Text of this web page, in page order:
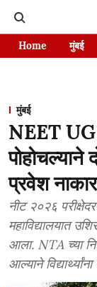
Home मुंबई
मुंबई
NEET
पोहोचल्याने
प्रवेश
नीट २०२६
महाविद्यालयात
आला. NTA च्या
आल्याने